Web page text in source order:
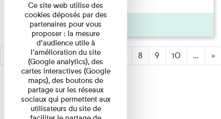
Pages
2 3 4 5 8 9 10 ... »
Ce site web utilise des
cookies déposés par des
partenaires pour vous
proposer : la mesure
d’audience utile à
l’amélioration du site
(Google analytics), des
cartes interactives (Google
maps), des boutons de
partage sur les réseaux
sociaux qui permettent aux
utilisateurs du site de